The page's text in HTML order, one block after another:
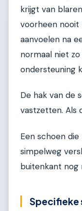
krijgt van
voorheen nooit
aanvoelen na
normaal niet zo
ondersteuning
De hak van de
vastzetten. Als
Een schoen
simpelweg
buitenkant nog
Specifieke